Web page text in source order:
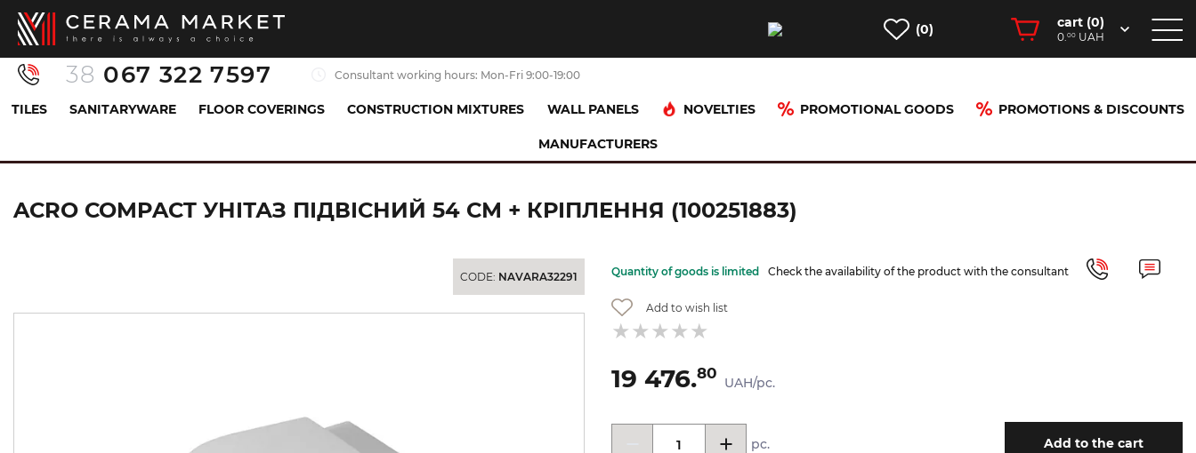
(0) cart (0)
0.00 UAH
38 067 322 7597 Consultant working hours: Mon-Fri 9:00-19:00
TILES SANITARYWARE FLOOR COVERINGS CONSTRUCTION MIXTURES WALL PANELS NOVELTIES PROMOTIONAL GOODS PROMOTIONS & DISCOUNTS
MANUFACTURERS
ACRO COMPACT Унітаз підвісний 54 см + кріплення (100251883)
ACRO COMPACT УНІТАЗ ПІДВІСНИЙ 54 СМ + КРІПЛЕННЯ (100251883)
CODE: NAVARA32291 Quantity of goods is limited Check the availability of the product with the consultant
Add to wish list
19 476.80
UAH/pc.
pc. Add to the cart